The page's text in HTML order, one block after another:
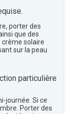
porter des
que des
solaire
sur la peau
particulière
journée. Si ce
Porter des